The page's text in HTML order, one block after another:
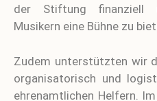
der Stiftung finanziell
Musikern eine Bühne zu
Zudem unterstützten wir
organisatorisch und
ehrenamtlichen Helfern.